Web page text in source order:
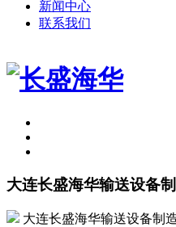
新闻中心
联系我们
大连长盛海华输送设备
大连长盛海华输送设备制